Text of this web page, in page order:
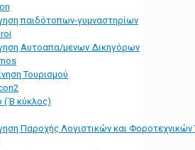
παιδότοπων-γυμναστηρίων
Αυτοαπα/μενων Δικηγόρων
Τουρισμού
(΄Β κύκλος)
Παροχής Λογιστικών και